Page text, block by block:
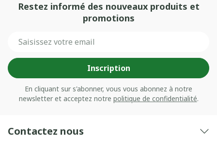
Restez informé des nouveaux produits et
promotions
Inscription
En cliquant sur s'abonner, vous vous abonnez à notre
newsletter et acceptez notre politique de confidentialité.
Contactez nous